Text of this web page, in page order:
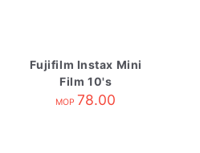
Fujifilm Instax Mini
Film 10's
MOP 78.00